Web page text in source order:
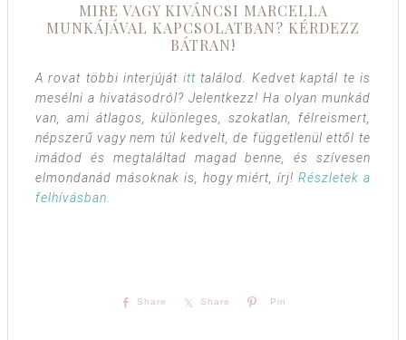
MIRE VAGY KIVÁNCSI MARCELLA
MUNKÁJÁVAL KAPCSOLATBAN? KÉRDEZZ
BÁTRAN!
A rovat többi interjúját itttalálod. Kedvet kaptál te is
mesélni a hivatásodról? Jelentkezz! Ha olyan munkád
van, ami átlagos, különleges, szokatlan, félreismert,
népszerű vagy nem túl kedvelt, de függetlenül ettől te
imádod és megtaláltad magad benne, és szívesen
elmondanád másoknak is, hogy miért, írj!Részletek a
felhívásban
Share Share Pin